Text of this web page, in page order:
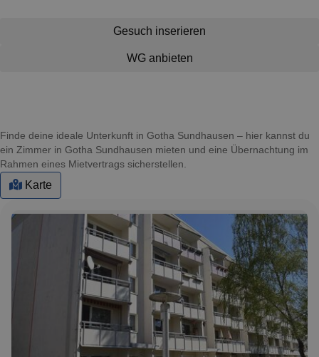
Gesuch inserieren
WG anbieten
Finde deine ideale Unterkunft in Gotha Sundhausen – hier kannst du
ein Zimmer in Gotha Sundhausen mieten und eine Übernachtung im
Rahmen eines Mietvertrags sicherstellen.
Karte